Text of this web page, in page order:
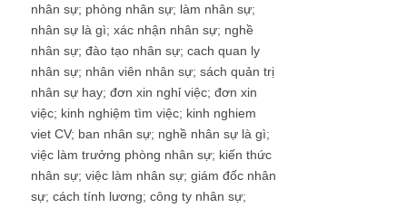
nhân sự; phòng nhân sự; làm nhân sự;
nhân sự là gì; xác nhận nhân sự; nghề
nhân sự; đào tạo nhân sự; cach quan ly
nhân sự; nhân viên nhân sự; sách quản trị
nhân sự hay; đơn xin nghỉ việc; đơn xin
việc; kinh nghiệm tìm việc; kinh nghiem
viet CV; ban nhân sự; nghề nhân sự là gì;
việc làm trưởng phòng nhân sự; kiến thức
nhân sự; việc làm nhân sự; giám đốc nhân
sự; cách tính lương; công ty nhân sự;